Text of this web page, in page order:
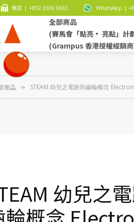
傳真 | +852 2636 6632 WhatsApp |
全部商品
(賽馬會「點亮• 亮點」計
(Grampus 香港授權經銷
商品 STEAM 幼兒之電路與齒輪概念
幼兒之